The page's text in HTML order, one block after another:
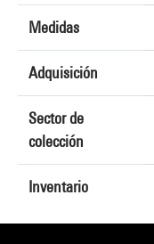
Medidas
Adquisición
Sector de
colección
Inventario